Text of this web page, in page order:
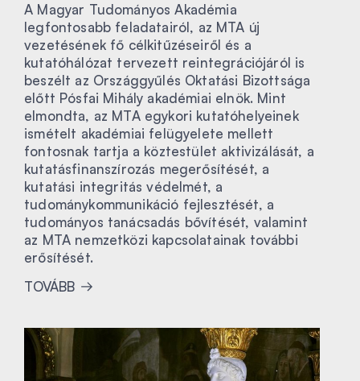
A Magyar Tudományos Akadémia
legfontosabb feladatairól, az MTA új
vezetésének fő célkitűzéseiről és a
kutatóhálózat tervezett reintegrációjáról is
beszélt az Országgyűlés Oktatási Bizottsága
előtt Pósfai Mihály akadémiai elnök. Mint
elmondta, az MTA egykori kutatóhelyeinek
ismételt akadémiai felügyelete mellett
fontosnak tartja a köztestület aktivizálását, a
kutatásfinanszírozás megerősítését, a
kutatási integritás védelmét, a
tudománykommunikáció fejlesztését, a
tudományos tanácsadás bővítését, valamint
az MTA nemzetközi kapcsolatainak további
erősítését.
TOVÁBB